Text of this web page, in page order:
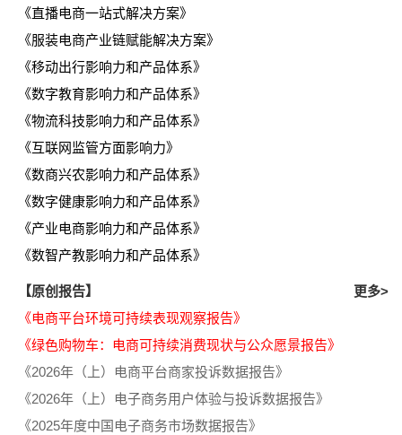
《直播电商一站式解决方案》
《服装电商产业链赋能解决方案》
《移动出行影响力和产品体系》
《数字教育影响力和产品体系》
《物流科技影响力和产品体系》
《互联网监管方面影响力》
《数商兴农影响力和产品体系》
《数字健康影响力和产品体系》
《产业电商影响力和产品体系》
《数智产教影响力和产品体系》
【原创报告】
更多>
《电商平台环境可持续表现观察报告》
《绿色购物车：电商可持续消费现状与公众愿景报告》
《2026年（上）电商平台商家投诉数据报告》
《2026年（上）电子商务用户体验与投诉数据报告》
《2025年度中国电子商务市场数据报告》